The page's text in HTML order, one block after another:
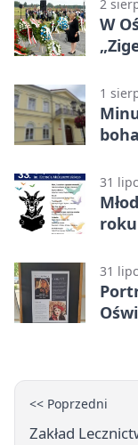
2
W
1
31
31
<< Poprzedni
Zakład